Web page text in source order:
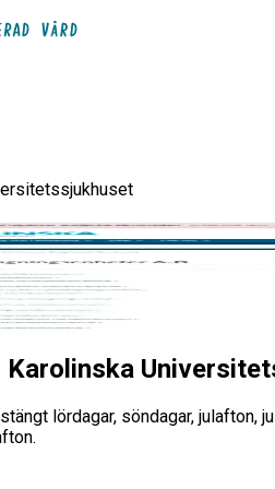
lördagar, söndagar, julafton,